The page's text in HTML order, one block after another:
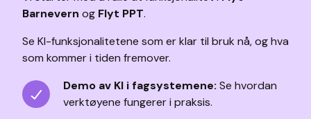
Barnevern og Flyt PPT.
Se KI-funksjonalitetene som er klar til bruk nå, og hva
som kommer i tiden fremover.
Demo av KI i fagsystemene:Se hvordan
verktøyene fungerer i praksis.